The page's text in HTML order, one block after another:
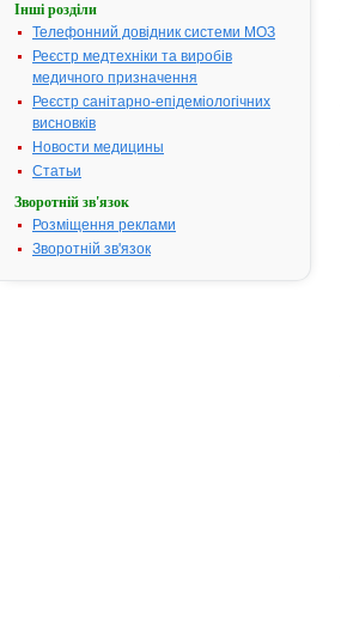
Інші розділи
Телефонний довідник системи МОЗ
Реєстр медтехніки та виробів
медичного призначення
Реєстр санітарно-епідеміологічних
висновків
Новости медицины
Статьи
Зворотній зв'язок
Розміщення реклами
Зворотній зв'язок